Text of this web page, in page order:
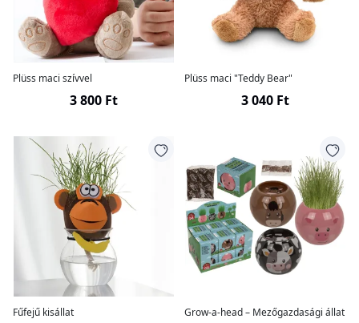
Plüss maci szívvel
3 800 Ft
Plüss maci "Teddy Bear"
3 040 Ft
Fűfejű kisállat Grow-a-head – Mezőgazdasági állat